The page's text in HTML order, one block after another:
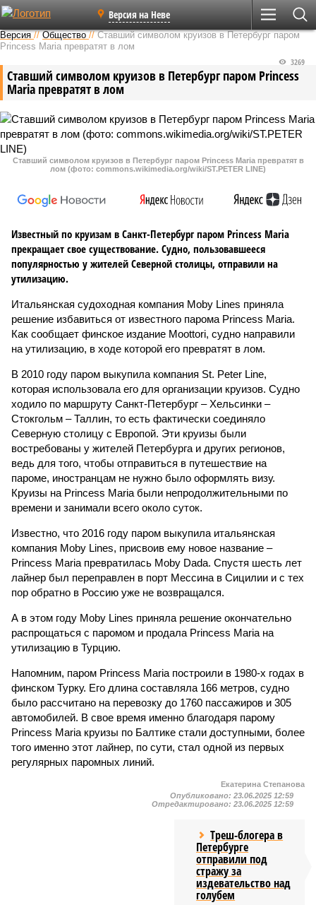
Версия на Неве
Версия //Общество //Ставший символом круизов в Петербург паром
Princess Maria превратят в лом
Ставший символом круизов в Петербург паром Princess
Maria превратят в лом
3269
Ставший символом круизов в Петербург паром Princess Maria превратят в
лом (фото: commons.wikimedia.org/wiki/ST.PETER LINE)
Известный по круизам в Санкт-Петербург паром Princess Maria
прекращает свое существование. Судно, пользовавшееся
популярностью у жителей Северной столицы, отправили на
утилизацию.
Итальянская судоходная компания Moby Lines приняла
решение избавиться от известного парома Princess Maria.
Как сообщает финское издание Moottori, судно направили
на утилизацию, в ходе которой его превратят в лом.
В 2010 году паром выкупила компания St. Peter Line,
которая использовала его для организации круизов. Судно
ходило по маршруту Санкт-Петербург – Хельсинки –
Стокгольм – Таллин, то есть фактически соединяло
Северную столицу с Европой. Эти круизы были
востребованы у жителей Петербурга и других регионов,
ведь для того, чтобы отправиться в путешествие на
пароме, иностранцам не нужно было оформлять визу.
Круизы на Princess Maria были непродолжительными по
времени и занимали всего около суток.
Известно, что 2016 году паром выкупила итальянская
компания Moby Lines, присвоив ему новое название –
Princess Maria превратилась Moby Dada. Спустя шесть лет
лайнер был переправлен в порт Мессина в Сицилии и с тех
пор обратно в Россию уже не возвращался.
А в этом году Moby Lines приняла решение окончательно
распрощаться с паромом и продала Princess Maria на
утилизацию в Турцию.
Напомним, паром Princess Maria построили в 1980-х годах в
финском Турку. Его длина составляла 166 метров, судно
было рассчитано на перевозку до 1760 пассажиров и 305
автомобилей. В свое время именно благодаря парому
Princess Maria круизы по Балтике стали доступными, более
того именно этот лайнер, по сути, стал одной из первых
регулярных паромных линий.
Екатерина Степанова
Опубликовано: 23.06.2025 12:59
Отредактировано: 23.06.2025 12:59
Треш-блогера в
Петербурге
отправили под
стражу за
издевательство над
голубем